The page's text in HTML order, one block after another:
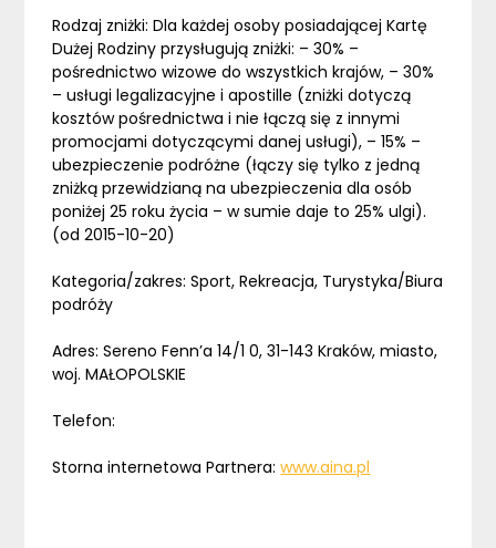
Rodzaj zniżki: Dla każdej osoby posiadającej Kartę
Dużej Rodziny przysługują zniżki: – 30% –
pośrednictwo wizowe do wszystkich krajów, – 30%
– usługi legalizacyjne i apostille (zniżki dotyczą
kosztów pośrednictwa i nie łączą się z innymi
promocjami dotyczącymi danej usługi), – 15% –
ubezpieczenie podróżne (łączy się tylko z jedną
zniżką przewidzianą na ubezpieczenia dla osób
poniżej 25 roku życia – w sumie daje to 25% ulgi).
(od 2015-10-20)
Kategoria/zakres: Sport, Rekreacja, Turystyka/Biura
podróży
Adres: Sereno Fenn’a 14/1 0, 31-143 Kraków, miasto,
woj. MAŁOPOLSKIE
Telefon:
Storna internetowa Partnera:www.aina.pl